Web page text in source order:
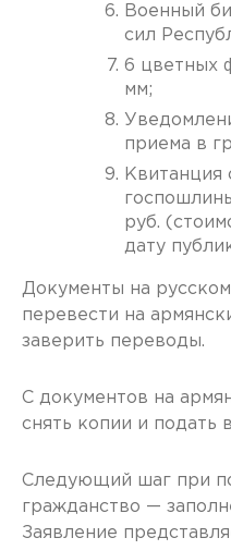
Военный
сил
6 цветных
мм;
приема в
Квитанция
руб.
дату
Документы на
перевести на
заверить переводы.
С документов на
снять копии и подать
Следующий шаг при
гражданство —
Заявление